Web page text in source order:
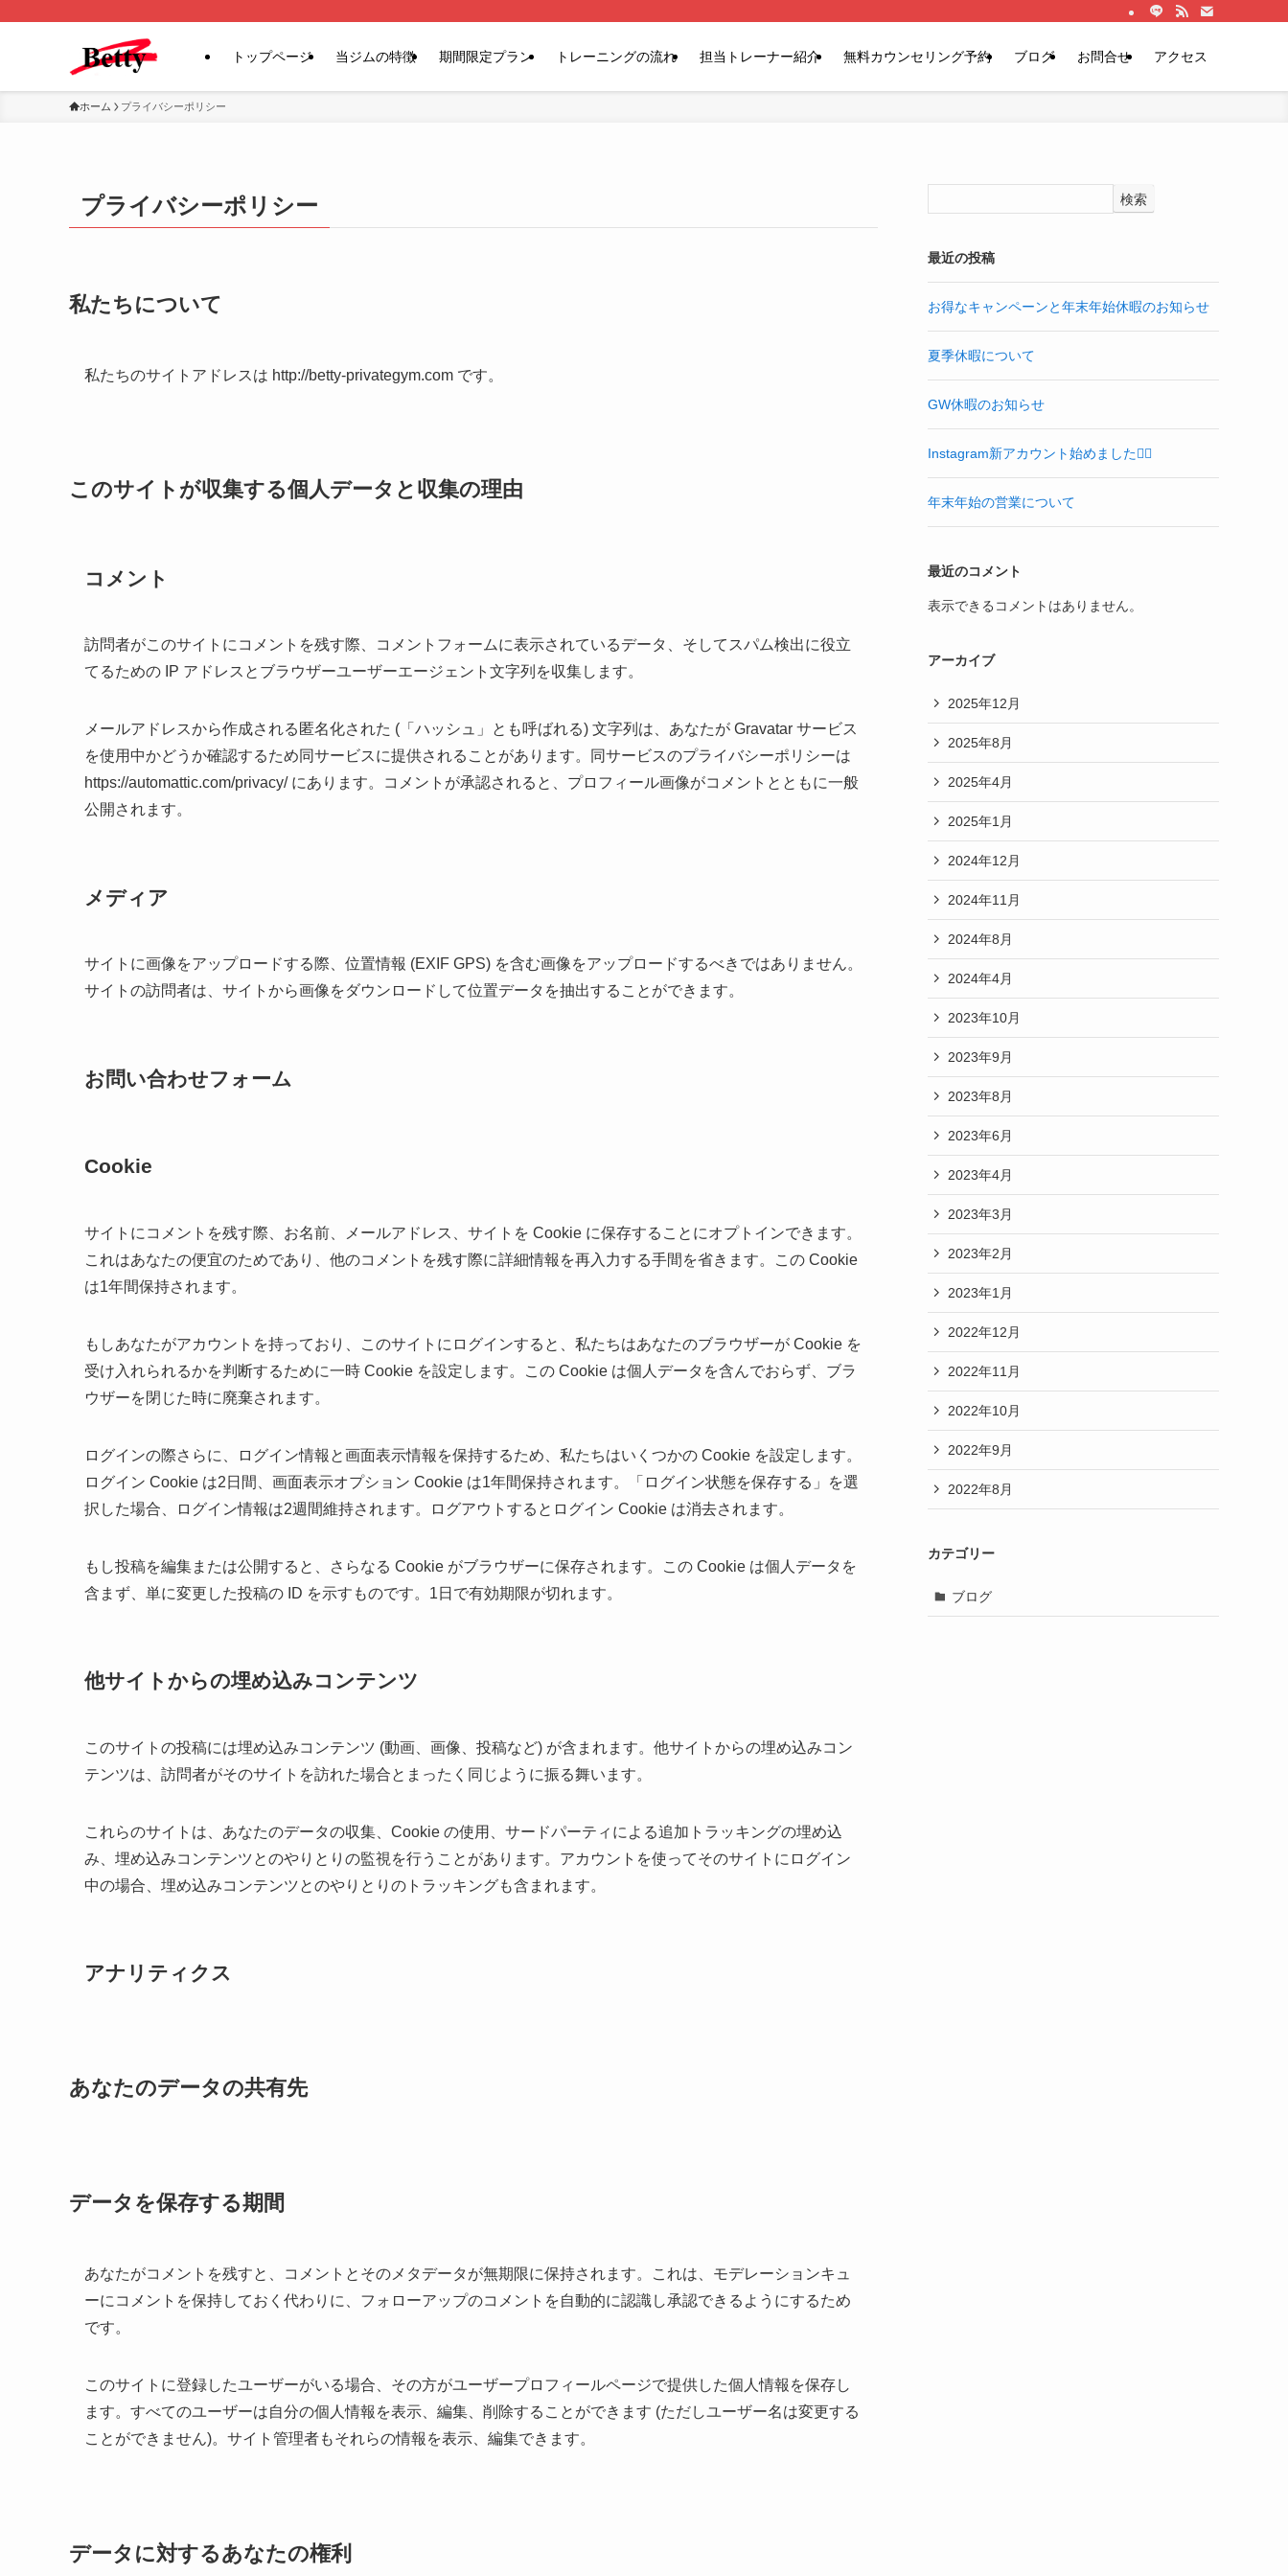
トップページ 当ジムの特徴 期間限定プラン トレーニングの流れ 担当トレーナー紹介 無料カウンセリング予約 ブログ お問合せ アクセス
ホーム プライバシーポリシー
プライバシーポリシー
私たちについて
私たちのサイトアドレスは http://betty-privategym.com です。
このサイトが収集する個人データと収集の理由
コメント
訪問者がこのサイトにコメントを残す際、コメントフォームに表示されているデータ、そしてスパム検出に役立
てるための IP アドレスとブラウザーユーザーエージェント文字列を収集します。
メールアドレスから作成される匿名化された (「ハッシュ」とも呼ばれる) 文字列は、あなたが Gravatar サービス
を使用中かどうか確認するため同サービスに提供されることがあります。同サービスのプライバシーポリシーは
https://automattic.com/privacy/ にあります。コメントが承認されると、プロフィール画像がコメントとともに一般
公開されます。
メディア
サイトに画像をアップロードする際、位置情報 (EXIF GPS) を含む画像をアップロードするべきではありません。
サイトの訪問者は、サイトから画像をダウンロードして位置データを抽出することができます。
お問い合わせフォーム
Cookie
サイトにコメントを残す際、お名前、メールアドレス、サイトを Cookie に保存することにオプトインできます。
これはあなたの便宜のためであり、他のコメントを残す際に詳細情報を再入力する手間を省きます。この Cookie
は1年間保持されます。
もしあなたがアカウントを持っており、このサイトにログインすると、私たちはあなたのブラウザーが Cookie を
受け入れられるかを判断するために一時 Cookie を設定します。この Cookie は個人データを含んでおらず、ブラ
ウザーを閉じた時に廃棄されます。
ログインの際さらに、ログイン情報と画面表示情報を保持するため、私たちはいくつかの Cookie を設定します。
ログイン Cookie は2日間、画面表示オプション Cookie は1年間保持されます。「ログイン状態を保存する」を選
択した場合、ログイン情報は2週間維持されます。ログアウトするとログイン Cookie は消去されます。
もし投稿を編集または公開すると、さらなる Cookie がブラウザーに保存されます。この Cookie は個人データを
含まず、単に変更した投稿の ID を示すものです。1日で有効期限が切れます。
他サイトからの埋め込みコンテンツ
このサイトの投稿には埋め込みコンテンツ (動画、画像、投稿など) が含まれます。他サイトからの埋め込みコン
テンツは、訪問者がそのサイトを訪れた場合とまったく同じように振る舞います。
これらのサイトは、あなたのデータの収集、Cookie の使用、サードパーティによる追加トラッキングの埋め込
み、埋め込みコンテンツとのやりとりの監視を行うことがあります。アカウントを使ってそのサイトにログイン
中の場合、埋め込みコンテンツとのやりとりのトラッキングも含まれます。
アナリティクス
あなたのデータの共有先
データを保存する期間
あなたがコメントを残すと、コメントとそのメタデータが無期限に保持されます。これは、モデレーションキュ
ーにコメントを保持しておく代わりに、フォローアップのコメントを自動的に認識し承認できるようにするため
です。
このサイトに登録したユーザーがいる場合、その方がユーザープロフィールページで提供した個人情報を保存し
ます。すべてのユーザーは自分の個人情報を表示、編集、削除することができます (ただしユーザー名は変更する
ことができません)。サイト管理者もそれらの情報を表示、編集できます。
データに対するあなたの権利
検索
最近の投稿
お得なキャンペーンと年末年始休暇のお知らせ
夏季休暇について
GW休暇のお知らせ
Instagram新アカウント始めました🙂‍↕️
年末年始の営業について
最近のコメント
表示できるコメントはありません。
アーカイブ
2025年12月
2025年8月
2025年4月
2025年1月
2024年12月
2024年11月
2024年8月
2024年4月
2023年10月
2023年9月
2023年8月
2023年6月
2023年4月
2023年3月
2023年2月
2023年1月
2022年12月
2022年11月
2022年10月
2022年9月
2022年8月
カテゴリー
ブログ